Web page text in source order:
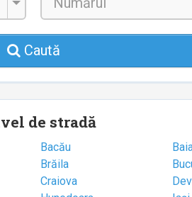
Caută
de stradă
Bacău
Brăila
Craiova